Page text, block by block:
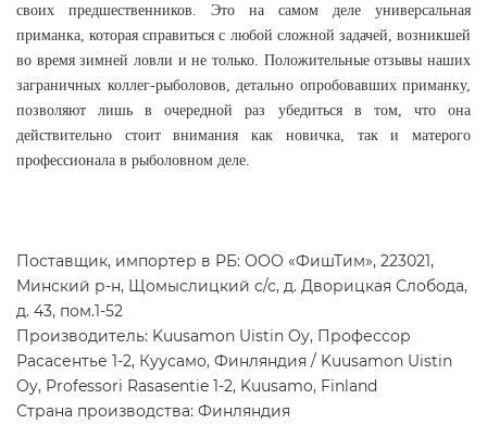
своих предшественников. Это на самом деле универсальная
приманка, которая справиться с любой сложной задачей, возникшей
во время зимней ловли и не только. Положительные отзывы наших
заграничных коллег-рыболовов, детально опробовавших приманку,
позволяют лишь в очередной раз убедиться в том, что она
действительно стоит внимания как новичка, так и матерого
профессионала в рыболовном деле.
Поставщик, импортер в РБ: ООО «ФишТим», 223021,
Минский р-н, Щомыслицкий с/с, д. Дворицкая Слобода,
д. 43, пом.1-52
Производитель: Kuusamon Uistin Oy, Профессор
Расасентье 1-2, Куусамо, Финляндия / Kuusamon Uistin
Oy, Professori Rasasentie 1-2, Kuusamo, Finland
Страна производства: Финляндия